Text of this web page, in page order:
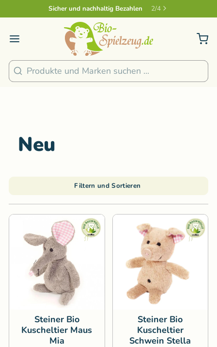
Sicher und nachhaltig Bezahlen 2/4
Suchen
Neu
Filtern und Sortieren
Steiner Bio
Kuscheltier Maus
Mia
Steiner Bio
Kuscheltier
Schwein Stella